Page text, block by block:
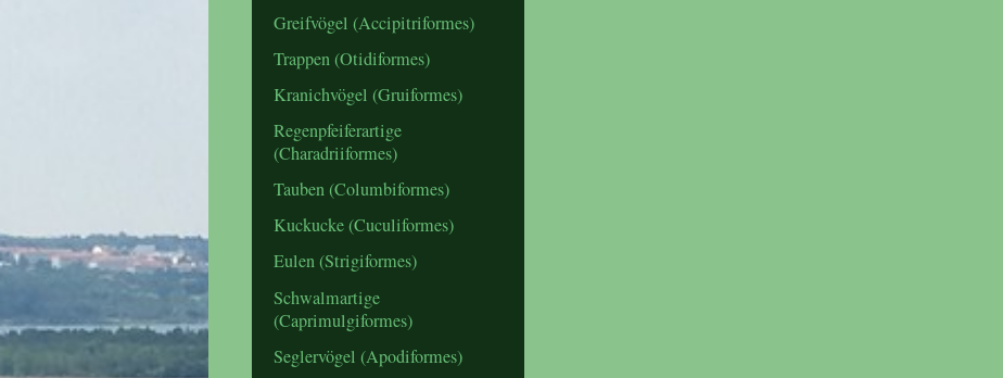
Greifvögel (Accipitriformes)
Trappen (Otidiformes)
Kranichvögel (Gruiformes)
Regenpfeiferartige
(Charadriiformes)
Tauben (Columbiformes)
Kuckucke (Cuculiformes)
Eulen (Strigiformes)
Schwalmartige
(Caprimulgiformes)
Seglervögel (Apodiformes)